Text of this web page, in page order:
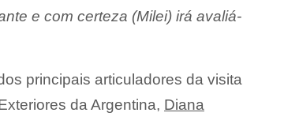
e com certeza (Milei) irá avaliá-
principais articuladores da visita
da Argentina, Diana